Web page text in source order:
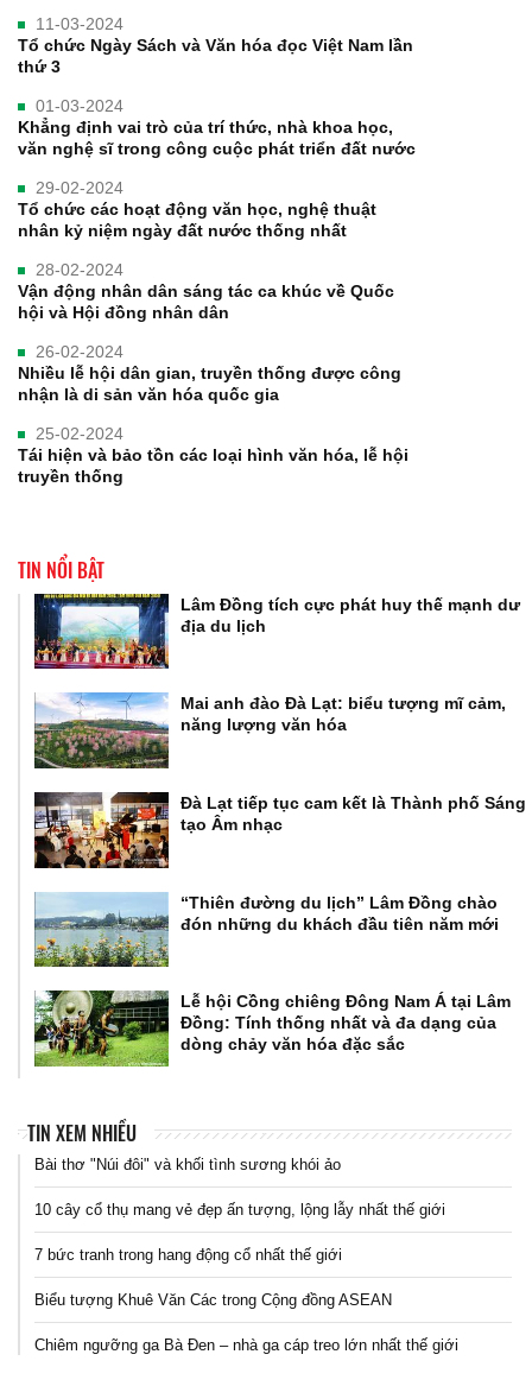
11-03-2024
Tổ chức Ngày Sách và Văn hóa đọc Việt Nam lần
thứ 3
01-03-2024
Khẳng định vai trò của trí thức, nhà khoa học,
văn nghệ sĩ trong công cuộc phát triển đất nước
29-02-2024
Tổ chức các hoạt động văn học, nghệ thuật
nhân kỷ niệm ngày đất nước thống nhất
28-02-2024
Vận động nhân dân sáng tác ca khúc về Quốc
hội và Hội đồng nhân dân
26-02-2024
Nhiều lễ hội dân gian, truyền thống được công
nhận là di sản văn hóa quốc gia
25-02-2024
Tái hiện và bảo tồn các loại hình văn hóa, lễ hội
truyền thống
TIN NỔI BẬT
Lâm Đồng tích cực phát huy thế mạnh dư
địa du lịch
Mai anh đào Đà Lạt: biểu tượng mĩ cảm,
năng lượng văn hóa
Đà Lạt tiếp tục cam kết là Thành phố Sáng
tạo Âm nhạc
“Thiên đường du lịch” Lâm Đồng chào
đón những du khách đầu tiên năm mới
Lễ hội Cồng chiêng Đông Nam Á tại Lâm
Đồng: Tính thống nhất và đa dạng của
dòng chảy văn hóa đặc sắc
TIN XEM NHIỀU
Bài thơ "Núi đôi" và khối tình sương khói ảo
10 cây cổ thụ mang vẻ đẹp ấn tượng, lộng lẫy nhất thế giới
7 bức tranh trong hang động cổ nhất thế giới
Biểu tượng Khuê Văn Các trong Cộng đồng ASEAN
Chiêm ngưỡng ga Bà Đen – nhà ga cáp treo lớn nhất thế giới